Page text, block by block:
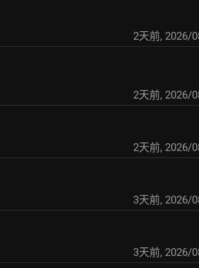
2天前, 2026/
2天前, 2026/
2天前, 2026/
3天前, 2026/
3天前, 2026/